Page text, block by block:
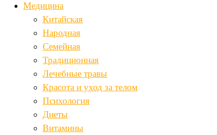
Медицина
Китайская
Народная
Семейная
Традиционная
Лечебные травы
Красота и уход за телом
Психология
Диеты
Витамины